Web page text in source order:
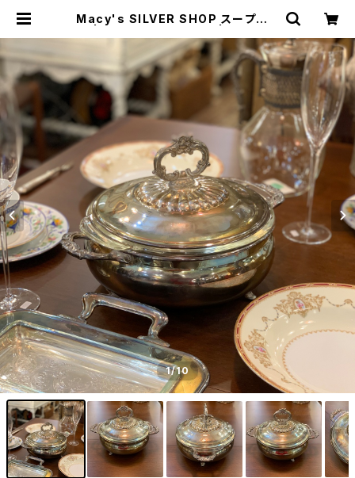
Macy's SILVER SHOP スープポッ
楽坂のリサイクルショップ・古着
1/10